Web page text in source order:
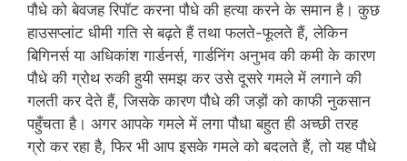
पौधे को बेवजह रिपॉट करना पौधे की हत्या करने के समान है। कुछ
हाउसप्लांट धीमी गति से बढ़ते हैं तथा फलते-फूलते हैं, लेकिन
बिगिनर्स या अधिकांश गार्डनर्स, गार्डनिंग अनुभव की कमी के कारण
पौधे की ग्रोथ रुकी हुयी समझ कर उसे दूसरे गमले में लगाने की
गलती कर देते हैं, जिसके कारण पौधे की जड़ों को काफी नुकसान
पहुँचता है। अगर आपके गमले में लगा पौधा बहुत ही अच्छी तरह
ग्रो कर रहा है, फिर भी आप इसके गमले को बदलते हैं, तो यह पौधे